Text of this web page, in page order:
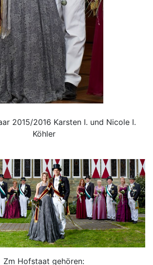
2015/2016 Karsten I. und Nicole I.
Köhler
Zm Hofstaat gehören: